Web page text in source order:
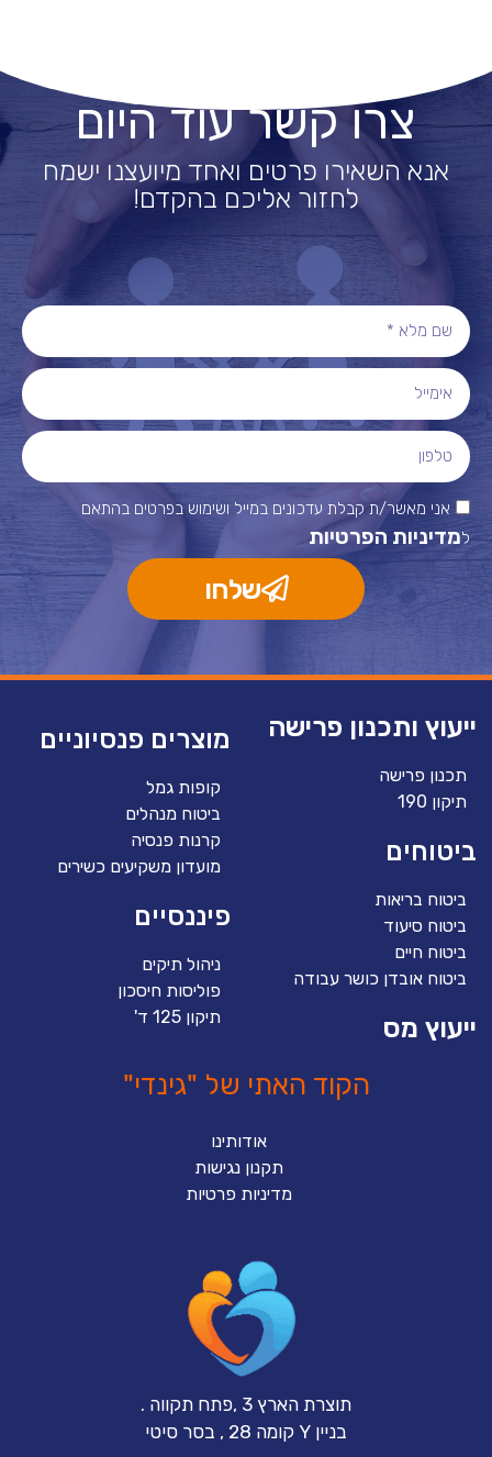
צרו קשר עוד היום
אנא השאירו פרטים ואחד מיועצנו ישמח
לחזור אליכם בהקדם!
אני מאשר/ת קבלת עדכונים במייל ושימוש בפרטים בהתאם
למדיניות הפרטיות
שלחו
ייעוץ ותכנון פרישה
תכנון פרישה
תיקון 190
ביטוחים
ביטוח בריאות
ביטוח סיעוד
ביטוח חיים
ביטוח אובדן כושר עבודה
ייעוץ מס
מוצרים פנסיוניים
קופות גמל
ביטוח מנהלים
קרנות פנסיה
מועדון משקיעים כשירים
פיננסיים
ניהול תיקים
פוליסות חיסכון
תיקון 125 ד'
הקוד האתי של "גינדי"
אודותינו
תקנון נגישות
מדיניות פרטיות
תוצרת הארץ 3 ,פתח תקווה .
בניין Y קומה 28 , בסר סיטי